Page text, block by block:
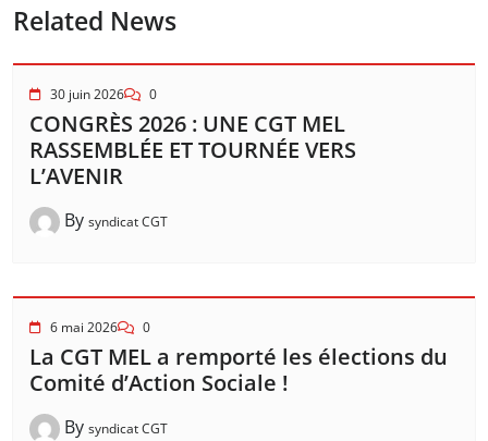
Related News
30 juin 2026 0
CONGRÈS 2026 : UNE CGT MEL
RASSEMBLÉE ET TOURNÉE VERS
L’AVENIR
By syndicat CGT
6 mai 2026 0
La CGT MEL a remporté les élections du
Comité d’Action Sociale !
By syndicat CGT